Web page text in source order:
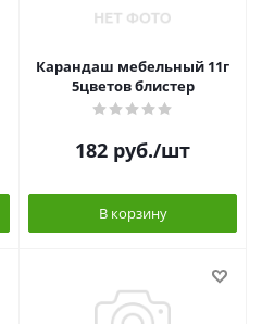
Карандаш мебельный 11г
5цветов блистер
182 руб./шт
В корзину